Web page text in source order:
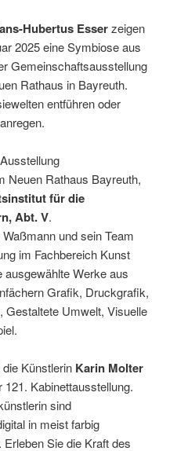
Hubertus Esserzeigen
2025 eine Symbiose aus
Gemeinschaftsausstellung
Rathaus in Bayreuth.
entführen oder
Neuen Rathaus Bayreuth,
für die
Abt. V.
und sein Team
im Fachbereich Kunst
Werke aus
Grafik, Druckgrafik,
Gestaltete Umwelt, Visuelle
Künstlerin Karin Molter
121. Kabinettausstellung.
sind
in meist farbig
Sie die Kraft des